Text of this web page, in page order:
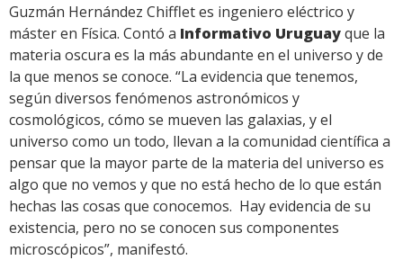
Guzmán Hernández Chifflet es ingeniero eléctrico y
máster en Física. Contó a Informativo Uruguayque la
materia oscura es la más abundante en el universo y de
la que menos se conoce. “La evidencia que tenemos,
según diversos fenómenos astronómicos y
cosmológicos, cómo se mueven las galaxias, y el
universo como un todo, llevan a la comunidad científica a
pensar que la mayor parte de la materia del universo es
algo que no vemos y que no está hecho de lo que están
hechas las cosas que conocemos. Hay evidencia de su
existencia, pero no se conocen sus componentes
microscópicos”, manifestó.